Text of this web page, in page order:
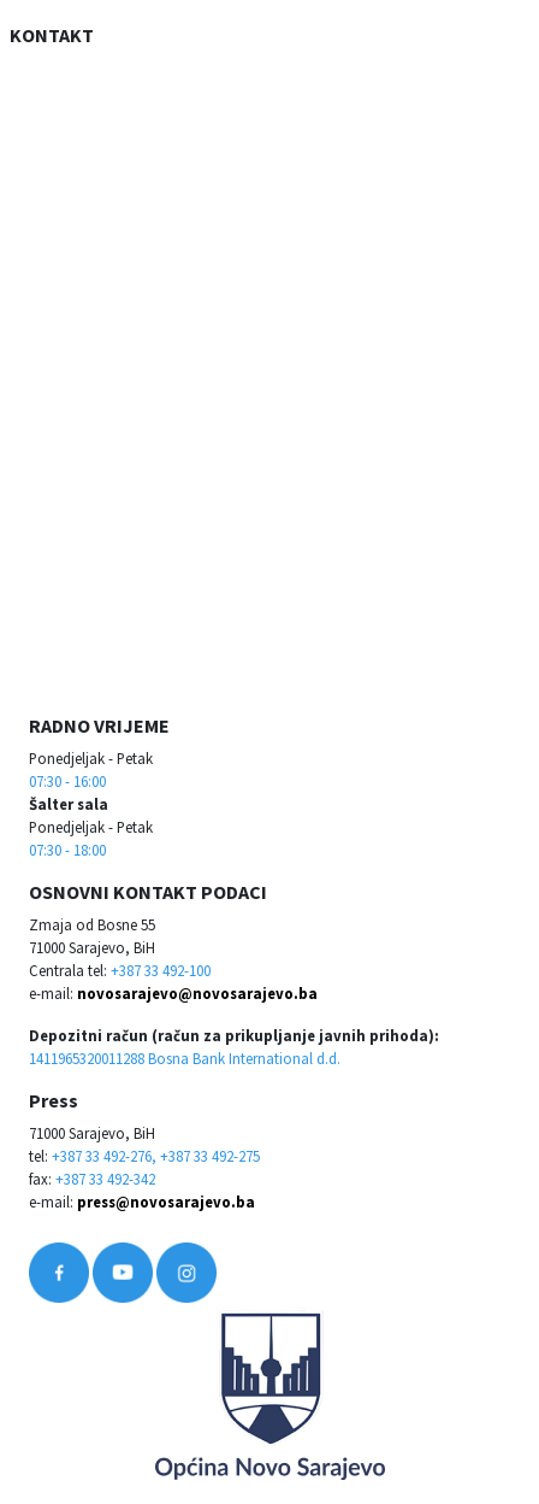
KONTAKT
RADNO VRIJEME
Ponedjeljak - Petak
07:30 - 16:00
Šalter sala
Ponedjeljak - Petak
07:30 - 18:00
OSNOVNI KONTAKT PODACI
Zmaja od Bosne 55
71000 Sarajevo, BiH
Centrala tel: +387 33 492-100
e-mail: novosarajevo@novosarajevo.ba
Depozitni račun (račun za prikupljanje javnih prihoda):
1411965320011288 Bosna Bank International d.d.
Press
71000 Sarajevo, BiH
tel: +387 33 492-276, +387 33 492-275
fax: +387 33 492-342
e-mail: press@novosarajevo.ba